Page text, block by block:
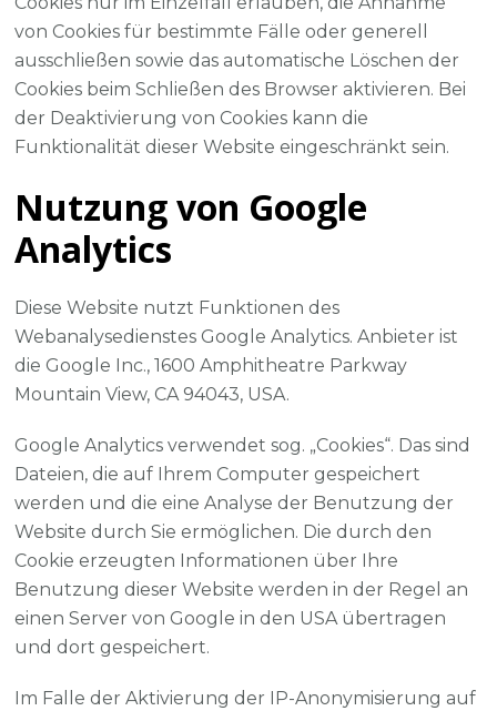
von Cookies für bestimmte Fälle oder generell
ausschließen sowie das automatische Löschen der
Cookies beim Schließen des Browser aktivieren. Bei
der Deaktivierung von Cookies kann die
Funktionalität dieser Website eingeschränkt sein.
Nutzung von Google
Analytics
Diese Website nutzt Funktionen des
Webanalysedienstes Google Analytics. Anbieter ist
die Google Inc., 1600 Amphitheatre Parkway
Mountain View, CA 94043, USA.
Google Analytics verwendet sog. „Cookies“. Das sind
Dateien, die auf Ihrem Computer gespeichert
werden und die eine Analyse der Benutzung der
Website durch Sie ermöglichen. Die durch den
Cookie erzeugten Informationen über Ihre
Benutzung dieser Website werden in der Regel an
einen Server von Google in den USA übertragen
und dort gespeichert.
Im Falle der Aktivierung der IP-Anonymisierung auf